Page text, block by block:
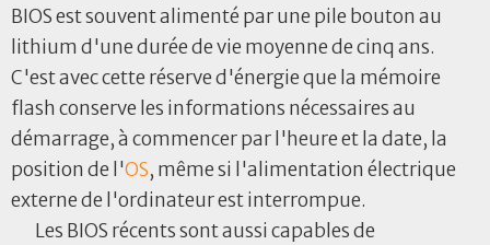
BIOS est souvent alimenté par une pile bouton au
lithium d'une durée de vie moyenne de cinq ans.
C'est avec cette réserve d'énergie que la mémoire
flash conserve les informations nécessaires au
démarrage, à commencer par l'heure et la date, la
position de l'OS, même si l'alimentation électrique
externe de l'ordinateur est interrompue.
Les BIOS récents sont aussi capables de